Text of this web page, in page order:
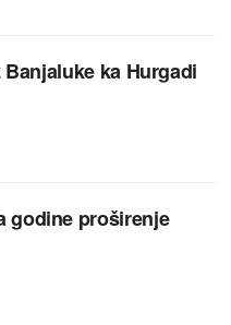
ka Hurgadi
godine proširenje